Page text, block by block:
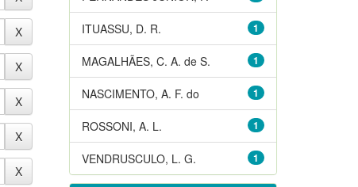
1
ITUASSU, D. R.
1
MAGALHÃES, C. A. de S.
1
NASCIMENTO, A. F. do
1
ROSSONI, A. L.
1
VENDRUSCULO, L. G.